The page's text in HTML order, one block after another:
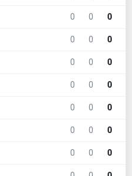
0 0 0
0 0 0
0 0 0
0 0 0
0 0 0
0 0 0
0 0 0